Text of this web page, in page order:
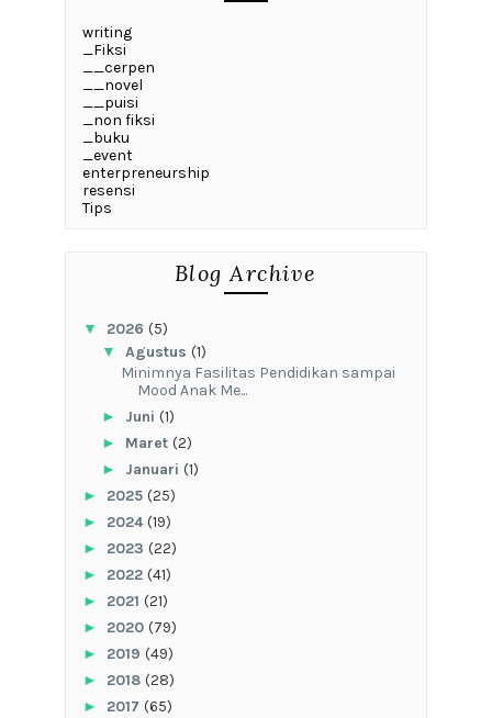
writing
_Fiksi
__cerpen
__novel
__puisi
_non fiksi
_buku
_event
enterpreneurship
resensi
Tips
Blog Archive
▼ 2026 (5)
▼ Agustus (1)
‎Minimnya Fasilitas Pendidikan sampai
Mood Anak Me...
► Juni (1)
► Maret (2)
► Januari (1)
► 2025 (25)
► 2024(19)
► 2023 (22)
► 2022 (41)
► 2021 (21)
► 2020 (79)
► 2019 (49)
► 2018 (28)
► 2017 (65)